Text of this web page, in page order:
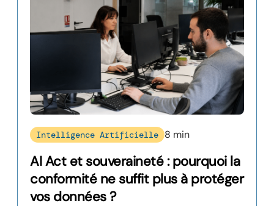
Intelligence Artificielle 8 min
AI Act et souveraineté : pourquoi la
conformité ne suffit plus à protéger
vos données ?